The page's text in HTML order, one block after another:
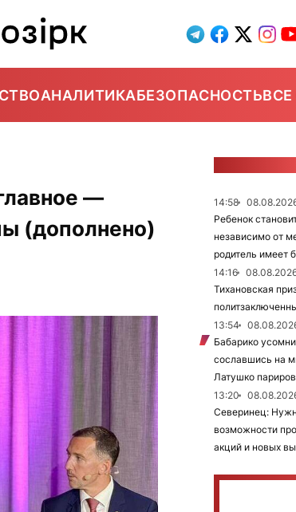
АНАЛИТИКАБЕЗОПАСНОСТЬВСЕ
—
(дополнено)
14:58
Ребенок
независимо от
родитель имеет
14:16
Тихановская
13:54
Бабарико
сославшись на
Латушко
13:20
Северинец:
возможности
акций и новых